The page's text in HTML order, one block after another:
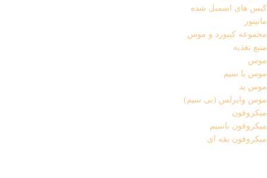
کیس های اسمبل شده
مانیتور
مجموعه کیبورد و موس
منبع تغذیه
موس
موس با سیم
موس پد
موس وایرلس (بی سیم)
میکروفون
میکروفون باسیم
میکروفون یقه ای